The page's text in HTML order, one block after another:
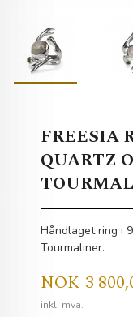
FREESIA
QUARTZ
Håndlaget ring i
Tourmaliner.
Pris
NOK 3
inkl. mva.